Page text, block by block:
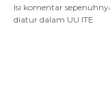
Isi komentar
diatur dalam UU ITE